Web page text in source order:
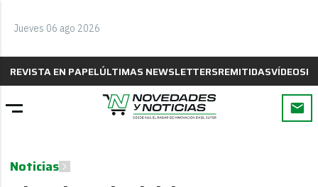
Jueves 06 ago 2026
REVISTA EN PAPELÚLTIMAS NEWSLETTERSREMITIDASVÍDEOS
Noticias